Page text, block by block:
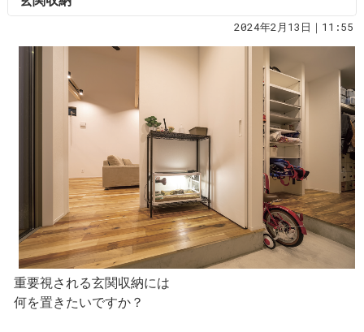
2024年2月13日｜11:55
重要視される玄関収納には
何を置きたいですか？